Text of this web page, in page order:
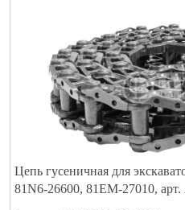
Цепь гусеничная для
81N6-26600, 81EM-27010,